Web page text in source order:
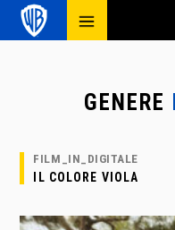
GENERE
FILM_IN_DIGITALE
IL COLORE VIOLA